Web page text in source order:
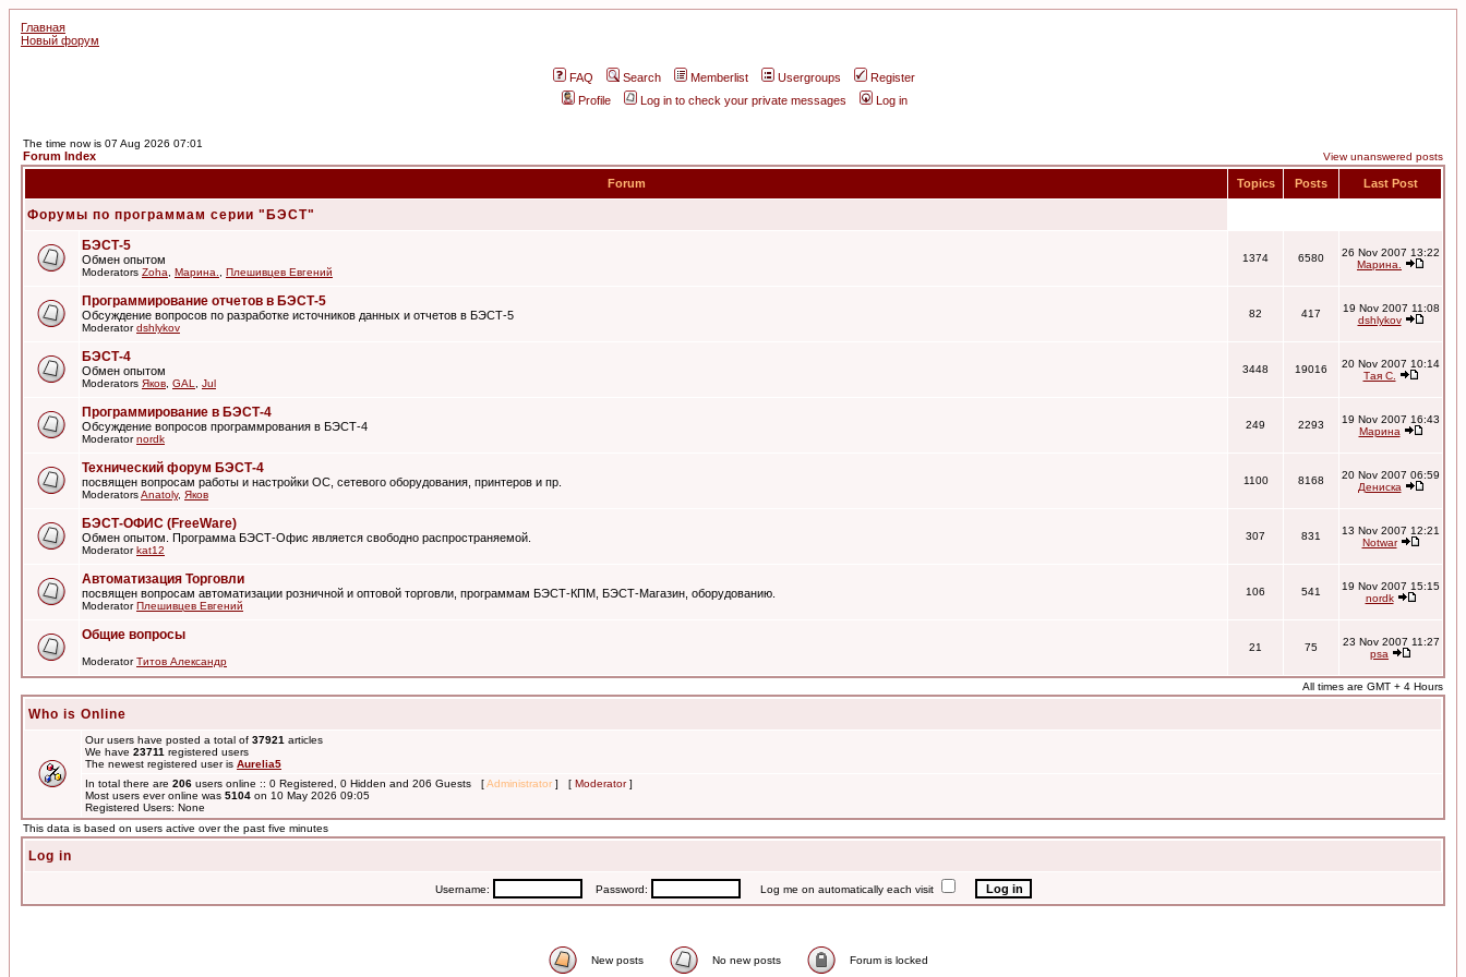
Главная
Новый форум
FAQ Search Memberlist Usergroups
Register
Profile
Log in to check your private messages Log in
The time now is 07 Aug 2026 07:01
Forum Index View unanswered posts
Forum Topics Posts Last Post
Форумы по программам серии "БЭСТ"
БЭСТ-5
Обмен опытом
Moderators Zoha Марина. Плешивцев Евгений
1374 6580
26 Nov 2007 13:22
Марина.
Программирование отчетов в БЭСТ-5
Обсуждение вопросов по разработке источников данных и отчетов в БЭСТ-5
Moderatordshlykov
82 417
19 Nov 2007 11:08
dshlykov
БЭСТ-4
Обмен опытом
Moderators Яков GAL Jul
3448 19016
20 Nov 2007 10:14
Тая С.
Программирование в БЭСТ-4
Обсуждение вопросов программрования в БЭСТ-4
Moderatornordk
249 2293
19 Nov 2007 16:43
Марина
Технический форум БЭСТ-4
посвящен вопросам работы и настройки ОС, сетевого оборудования, принтеров и пр.
ModeratorsAnatoly, Яков
1100 8168
20 Nov 2007 06:59
Дениска
БЭСТ-ОФИС (FreeWare)
Обмен опытом. Программа БЭСТ-Офис является свободно распространяемой.
Moderatorkat12
307 831
13 Nov 2007 12:21
Notwar
Автоматизация Торговли
посвящен вопросам автоматизации розничной и оптовой торговли, программам БЭСТ-КПМ, БЭСТ-Магазин, оборудованию.
ModeratorПлешивцев Евгений
106 541
19 Nov 2007 15:15
nordk
Общие вопросы
ModeratorТитов Александр
21 75
23 Nov 2007 11:27
psa
All times are GMT + 4 Hours
Who is Online
Our users have posted a total of 37921 articles
We have 23711 registered users
The newest registered user is Aurelia5
In total there are 206 users online :: 0 Registered, 0 Hidden and 206 Guests [Administrator ] [ Moderator]
Most users ever online was 5104 on 10 May 2026 09:05
Registered Users: None
This data is based on users active over the past five minutes
Log in
Username: Password: Log me on automatically each visit
New posts No new posts Forum is locked